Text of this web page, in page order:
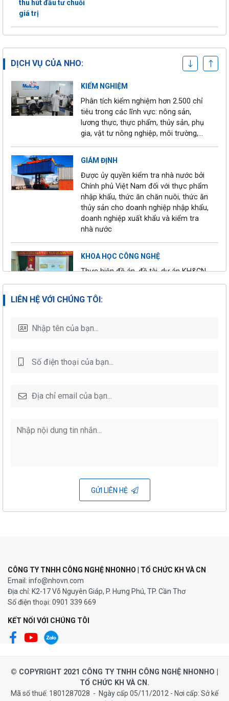
thu hút đầu tư chuỗi
giá trị
vệ sinh thực phẩm
“kiểm tra kép”
Thái Nguyên đặt mục
tiêu cấp mã số cho
13/04/2025
Thái Nguyên: Mã số
vùng trồng - Chìa
khóa nâng tầm nông
08/04/2025
Tăng Cường An Toàn
Triệu Đồng Phạt
Trong Năm 2024
27/03/2025
Vietnam 2025: Sự Kết
Pháp Kiểm Nghiệm
NHO
Tổ chức NHO tham
dự Khu Tư vấn Kiểm
Hợp Tác Hải Quan
DỊCH VỤ CỦA NHO:
Chứng nhận hơn 36 tiêu chuẩn trong
và ngoài nước cho trang trại và nhà
KIỂM NGHIỆM
Phân tích kiểm nghiệm hơn 2.500 chỉ
tiêu trong các lĩnh vực: nông sản,
lương thực, thực phẩm, thủy sản, phụ
gia, vật tư nông nghiệp, môi trường,…
GIÁM ĐỊNH
Được ủy quyền kiểm tra nhà nước bởi
Chính phủ Việt Nam đối với thực phẩm
nhập khẩu, thức ăn chăn nuôi, thức ăn
thủy sản cho doanh nghiệp nhập khẩu,
doanh nghiệp xuất khẩu và kiểm tra
nhà nước
KHOA HỌC CÔNG NGHỆ
Thực hiện đề án, đề tài, dự án KH&CN
trong các lĩnh vực kinh tế, xã hội và
môi trường
NHO cung cấp đồng thời hai dịch vụ
trắc môi trường lao động
Tư vấn chiến lược, kế hoạch triển khai
vấn thực hiện để các sản phẩm OCOP
LIÊN HỆ VỚI CHÚNG TÔI:
GỬI LIÊN HỆ
CÔNG TY TNHH CÔNG NGHỆ NHONHO | TỔ CHỨC KH VÀ CN
Email: info@nhovn.com
Địa chỉ: K2-17 Võ Nguyên Giáp, P. Hưng Phú, TP. Cần Thơ
Số điện thoại: 0901 339 669
KẾT NỐI VỚI CHÚNG TÔI
© COPYRIGHT 2021 CÔNG TY TNHH CÔNG NGHỆ NHONHO |
TỔ CHỨC KH VÀ CN.
Mã số thuế: 1801287028 - Ngày cấp 05/11/2012 - Nơi cấp: Sở kế